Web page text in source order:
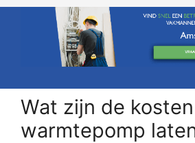
Wat zijn de
warmtepomp